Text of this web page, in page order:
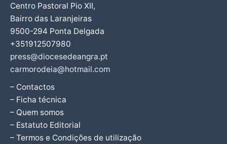
Centro Pastoral Pio XII,
Bairro das Laranjeiras
9500-294 Ponta Delgada
+351912507980
press@diocesedeangra.pt
carmorodeia@hotmail.com
– Contactos
– Ficha técnica
– Quem somos
– Estatuto Editorial
– Termos e Condições de utilização